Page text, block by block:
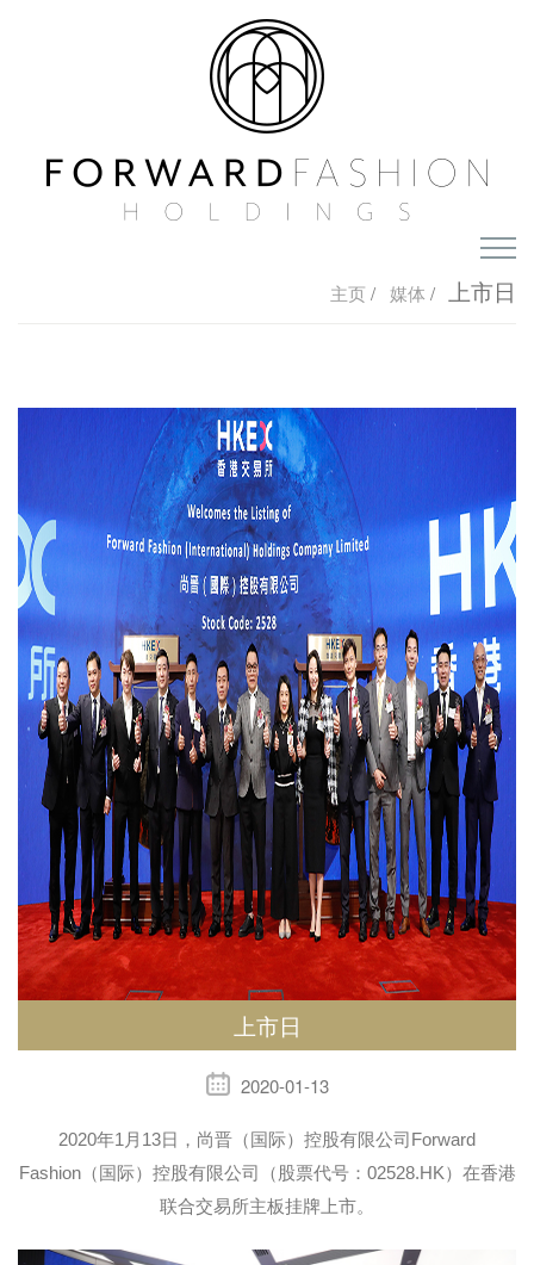
奖项及认可
我们的优势
控股子公司
公司简介
财务报告
上市文件
章程文件
公告及通告
其他发布项目
IR 联络资讯
媒体
联络我们
Language
繁體
简体
EN
主页 / 媒体 / 上市日
上市日
2020-01-13
2020年1月13日，尚晋（国际）控股有限公司Forward
Fashion（国际）控股有限公司（股票代号：02528.HK）在香港
联合交易所主板挂牌上市。